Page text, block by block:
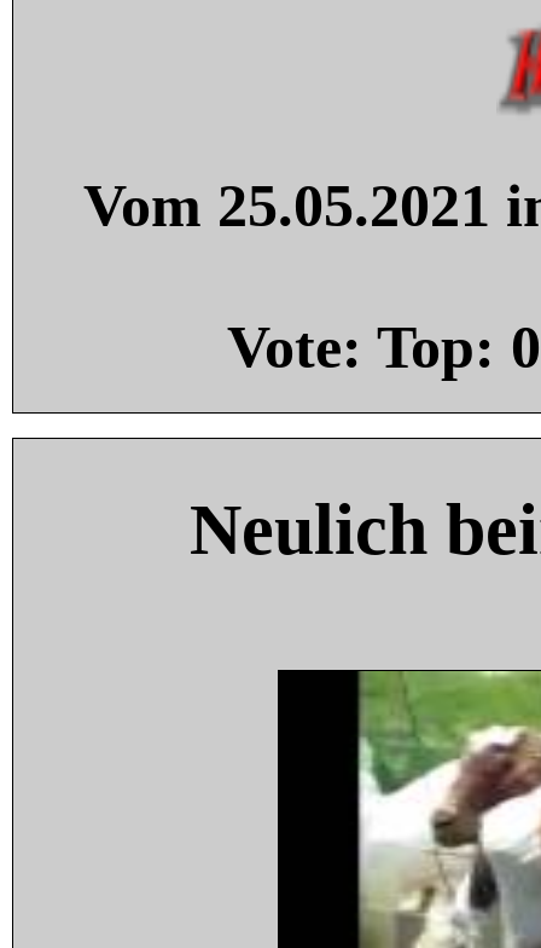
Vom 25.05.2021
Vote: Top: 0
Neulich